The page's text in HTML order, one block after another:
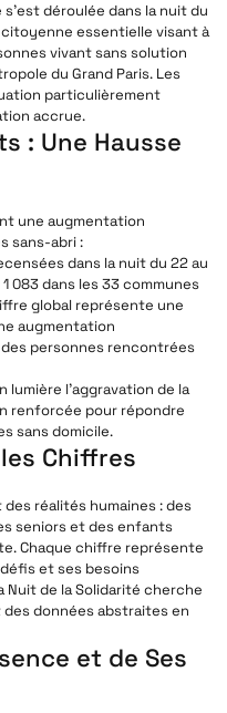
s’est déroulée dans la nuit du
essentielle visant à
vivant sans solution
du Grand Paris. Les
particulièrement
accrue.
: Une Hausse
une augmentation
sans-abri :
dans la nuit du 22 au
1 083 dans les 33 communes
global représente une
augmentation
personnes rencontrées
l’aggravation de la
renforcée pour répondre
sans domicile.
Chiffres
réalités humaines : des
seniors et des enfants
Chaque chiffre représente
et ses besoins
Nuit de la Solidarité cherche
données abstraites en
et de Ses